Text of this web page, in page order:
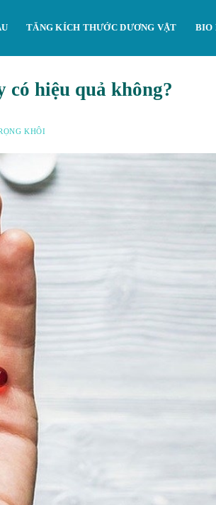
TĂNG KÍCH THƯỚC DƯƠNG VẬT BIO
hiệu quả không?
KHÔI